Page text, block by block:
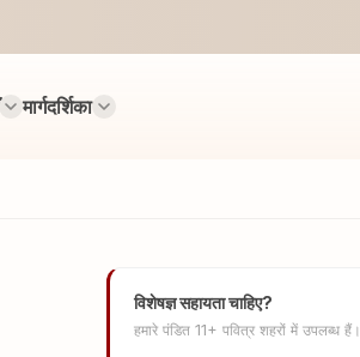
मार्गदर्शिका
विशेषज्ञ सहायता चाहिए?
हमारे पंडित 11+ पवित्र शहरों में उपलब्ध हैं।